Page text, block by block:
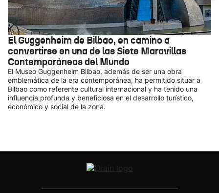
El Guggenheim de Bilbao, en camino a
convertirse en una de las Siete Maravillas
Contemporáneas del Mundo
El Museo Guggenheim Bilbao, además de ser una obra
emblemática de la era contemporánea, ha permitido situar a
Bilbao como referente cultural internacional y ha tenido una
influencia profunda y beneficiosa en el desarrollo turístico,
económico y social de la zona.